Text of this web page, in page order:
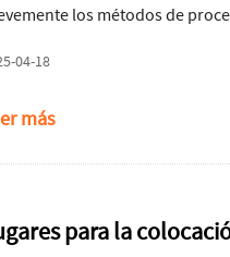
los métodos de
04-18
más
para la